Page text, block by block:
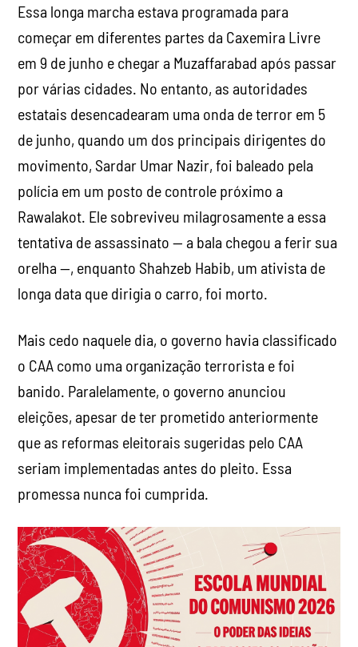
Essa longa marcha estava programada para
começar em diferentes partes da Caxemira Livre
em 9 de junho e chegar a Muzaffarabad após passar
por várias cidades. No entanto, as autoridades
estatais desencadearam uma onda de terror em 5
de junho, quando um dos principais dirigentes do
movimento, Sardar Umar Nazir, foi baleado pela
polícia em um posto de controle próximo a
Rawalakot. Ele sobreviveu milagrosamente a essa
tentativa de assassinato — a bala chegou a ferir sua
orelha —, enquanto Shahzeb Habib, um ativista de
longa data que dirigia o carro, foi morto.
Mais cedo naquele dia, o governo havia classificado
o CAA como uma organização terrorista e foi
banido. Paralelamente, o governo anunciou
eleições, apesar de ter prometido anteriormente
que as reformas eleitorais sugeridas pelo CAA
seriam implementadas antes do pleito. Essa
promessa nunca foi cumprida.